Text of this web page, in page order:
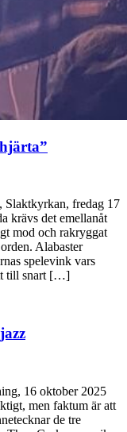
Slaktkyrkan, fredag 17
krävs det emellanåt
mod och rakryggat
Alabaster
spelevink vars
till snart […]
16 oktober 2025
men faktum är att
de tre